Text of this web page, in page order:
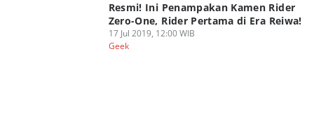
Resmi! Ini Penampakan Kamen Rider
Zero-One, Rider Pertama di Era Reiwa!
17 Jul 2019, 12:00 WIB
Geek